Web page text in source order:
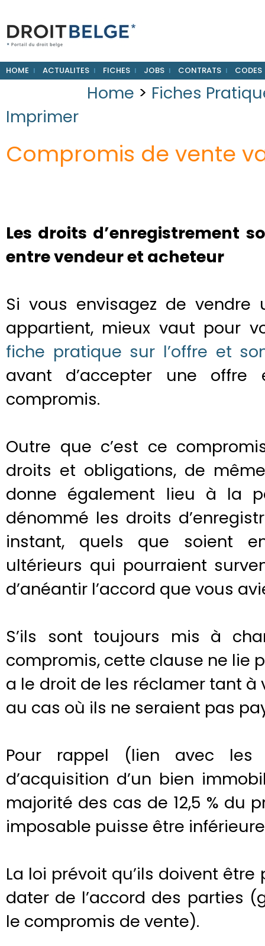
HOME ACTUALITES FICHES JOBS CONTRATS CODES
Home > Fiches
Imprimer
Compromis de vente
Les droits d’enregistrement
entre vendeur et acheteur
Si vous envisagez de
appartient, mieux vaut pour
fiche pratique sur l’offre et
avant d’accepter une
compromis.
Outre que c’est ce
droits et obligations, de
donne également lieu à la
dénommé les droits
instant, quels que soient
ultérieurs qui pourraient
d’anéantir l’accord que vous
S’ils sont toujours mis à
compromis, cette clause ne lie
a le droit de les réclamer tant à
au cas où ils ne seraient pas
Pour rappel (lien avec les
d’acquisition d’un bien
majorité des cas de 12,5 % du
imposable puisse être
La loi prévoit qu’ils doivent
dater de l’accord des parties
le compromis de vente).